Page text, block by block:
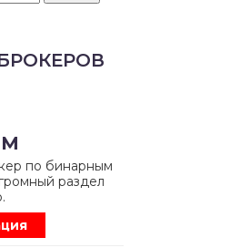
по бинарным
раздел